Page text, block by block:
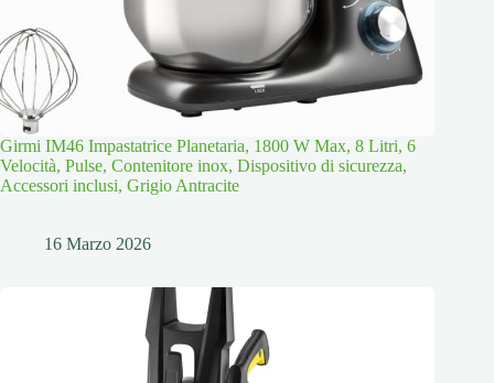
Girmi IM46 Impastatrice Planetaria, 1800 W Max, 8 Litri, 6
Velocità, Pulse, Contenitore inox, Dispositivo di sicurezza,
Accessori inclusi, Grigio Antracite
16 Marzo 2026